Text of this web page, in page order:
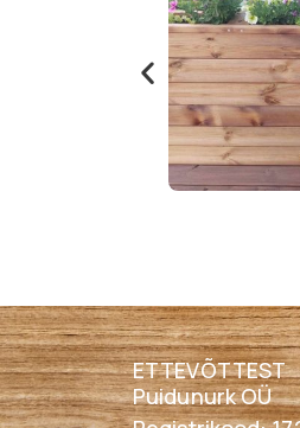
ETTEVÕTTEST
Puidunurk OÜ